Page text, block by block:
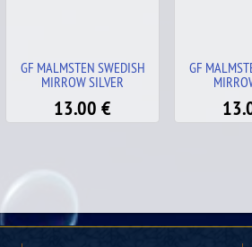
GF MALMSTEN SWEDISH
MIRROW GOLD
13.00 €
IMAN
GRANDE 20
10.00